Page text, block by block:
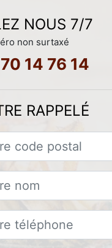
NOUS 7/7
non surtaxé
14 76 14
RAPPELÉ